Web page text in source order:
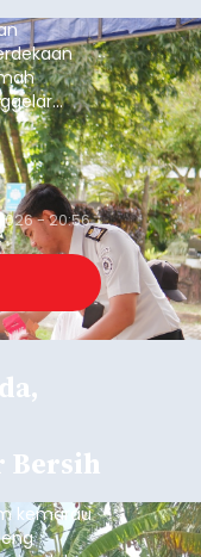
Rabu
- 20:56
Bersih
kemarau